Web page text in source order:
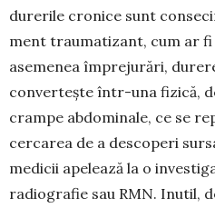
durerile cronice sunt
ment traumatizant, cum ar fi
asemenea împrejurări,
convertește într-una fizică,
crampe abdominale, ce se
cercarea de a descoperi
medi­cii ape­lează la o
radio­gra­fie sau RMN. Inutil,